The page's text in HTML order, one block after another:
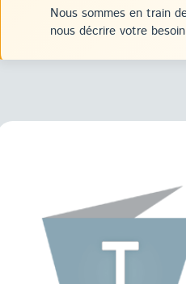
Nous sommes en train
nous décrire votre